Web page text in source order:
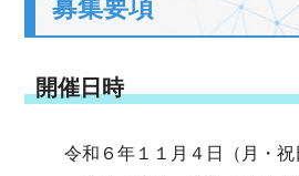
募集要項
開催日時
令和６年１１月４日（月・祝